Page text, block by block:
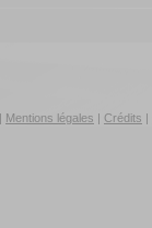
Mentions légales Crédits